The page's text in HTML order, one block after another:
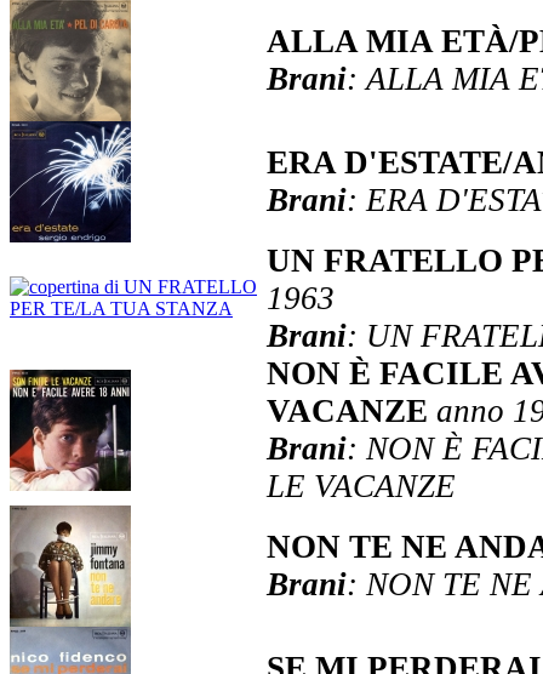
ALLA MIA ETÀ/
Brani: ALLA MIA
ERA D'ESTATE/
Brani: ERA
UN FRATELLO
1963
Brani: UN
NON È FACILE
VACANZE anno
Brani: NON È
LE VACANZE
NON TE NE
Brani: NON TE NE